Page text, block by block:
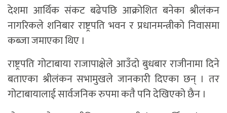
देशमा आर्थिक संकट बढेपछि आक्रोशित बनेका श्रीलंकन
नागरिकले शनिबार राष्ट्रपति भवन र प्रधानमन्त्रीको निवासमा
कब्जा जमाएका थिए ।
राष्ट्रपति गोटाबाया राजापाक्षेले आउँदो बुधबार राजीनामा दिने
बताएका श्रीलंकन सभामुखले जानकारी दिएका छन् । तर
गोटाबायालाई सार्वजनिक रुपमा कतै पनि देखिएको छैन ।